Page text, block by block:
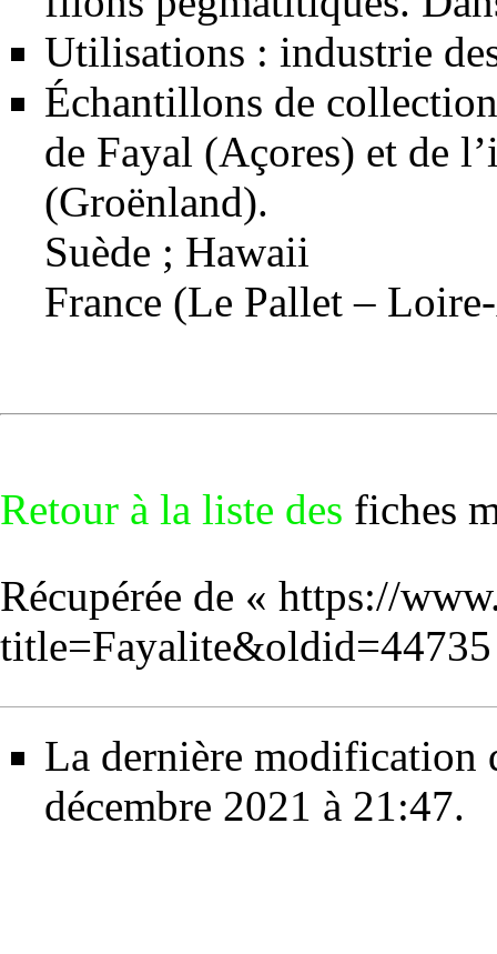
Utilisations : industrie
Échantillons de
de Fayal (Açores) et de
(Groënland).
Suède ; Hawaii
France (Le Pallet –
Retour à la liste des fiches
Récupérée de « https://
title=Fayalite&oldid=44735
La dernière modification
décembre 2021 à 21:47.